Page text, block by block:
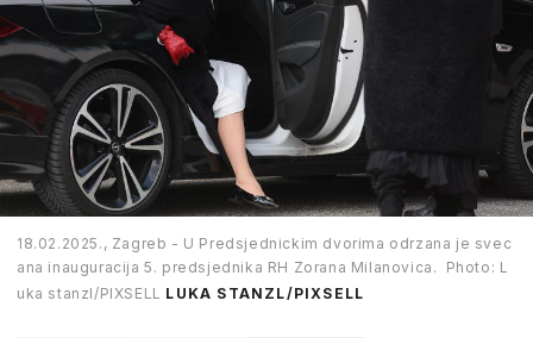
18.02.2025., Zagreb - U Predsjednickim dvorima odrzana je svec
ana inauguracija 5. predsjednika RH Zorana Milanovica. Photo: L
uka stanzl/PIXSELL
LUKA STANZL/PIXSELL